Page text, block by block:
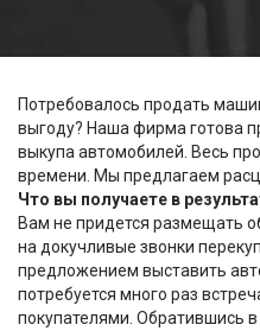
Потребовалось продать
выгоду? Наша фирма готова
выкупа автомобилей. Весь
времени. Мы предлагаем
Что вы получаете в
Вам не придется размещать
на докучливые звонки
предложением выставить
потребуется много раз
покупателями. Обратившись